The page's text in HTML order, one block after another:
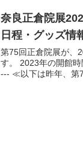
奈良正倉院展
日程・グッズ情
第75回正倉院展が、
す。 2023年の開館
--- ≪以下は昨年、第